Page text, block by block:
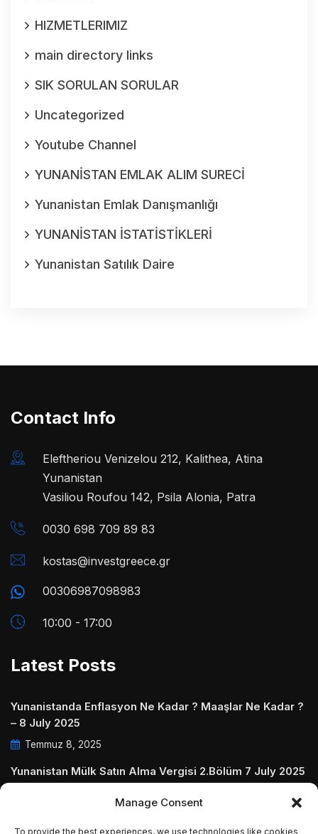
Manage Consent
To provide the best experiences, we use technologies like cookies
HIZMETLERIMIZ
main directory links
SIK SORULAN SORULAR
Uncategorized
Youtube Channel
YUNANİSTAN EMLAK ALIM SURECİ
Yunanistan Emlak Danışmanlığı
YUNANİSTAN İSTATİSTİKLERİ
Yunanistan Satılık Daire
Contact Info
Eleftheriou Venizelou 212, Kalithea, Atina
Yunanistan
Vasiliou Roufou 142, Psila Alonia, Patra
0030 698 709 89 83
kostas@investgreece.gr
00306987098983
10:00 - 17:00
Latest Posts
Yunanistanda Enflasyon Ne Kadar ? Maaşlar Ne Kadar ?
– 8 July 2025
Temmuz 8, 2025
Yunanistan Mülk Satın Alma Vergisi 2.Bölüm 7 July 2025